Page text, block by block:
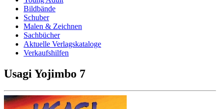
Bildbände
Schuber
Malen & Zeichnen
Sachbücher
Aktuelle Verlagskataloge
Verkaufshilfen
Usagi Yojimbo 7